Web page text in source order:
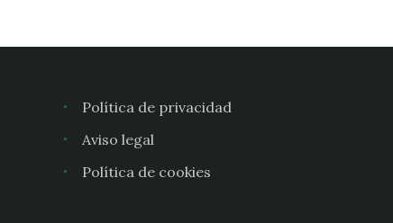
Política de privacidad
Aviso legal
Política de cookies